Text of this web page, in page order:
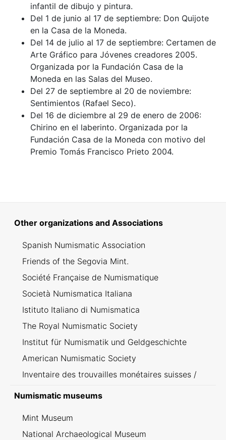
infantil de dibujo y pintura.
Del 1 de junio al 17 de septiembre: Don Quijote
en la Casa de la Moneda.
Del 14 de julio al 17 de septiembre: Certamen de
Arte Gráfico para Jóvenes creadores 2005.
Organizada por la Fundación Casa de la
Moneda en las Salas del Museo.
Del 27 de septiembre al 20 de noviembre:
Sentimientos (Rafael Seco).
Del 16 de diciembre al 29 de enero de 2006:
Chirino en el laberinto. Organizada por la
Fundación Casa de la Moneda con motivo del
Premio Tomás Francisco Prieto 2004.
Other organizations and Associations
Spanish Numismatic Association
Friends of the Segovia Mint.
Société Française de Numismatique
Società Numismatica Italiana
Istituto Italiano di Numismatica
The Royal Numismatic Society
Institut für Numismatik und Geldgeschichte
American Numismatic Society
Inventaire des trouvailles monétaires suisses /
Numismatic museums
Mint Museum
National Archaeological Museum